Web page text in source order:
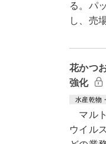
る。パ
し、売
花かつ
強化
水産乾物
マルト
ウイル